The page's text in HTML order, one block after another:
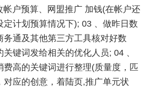
帐户预算、网盟推广 加钱(在帐户还
定计划预算情况下); 03 、做昨日数
务通及其他第三方工具核对好数
键词发给相关的优化人员; 04 、
费高的关键词进行整理(质量度，匹
对应的创意，着陆页,推广单元状